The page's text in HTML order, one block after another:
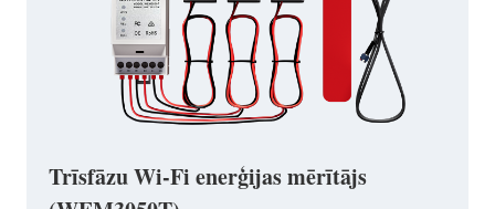
Trīsfāzu Wi-Fi enerģijas mērītājs